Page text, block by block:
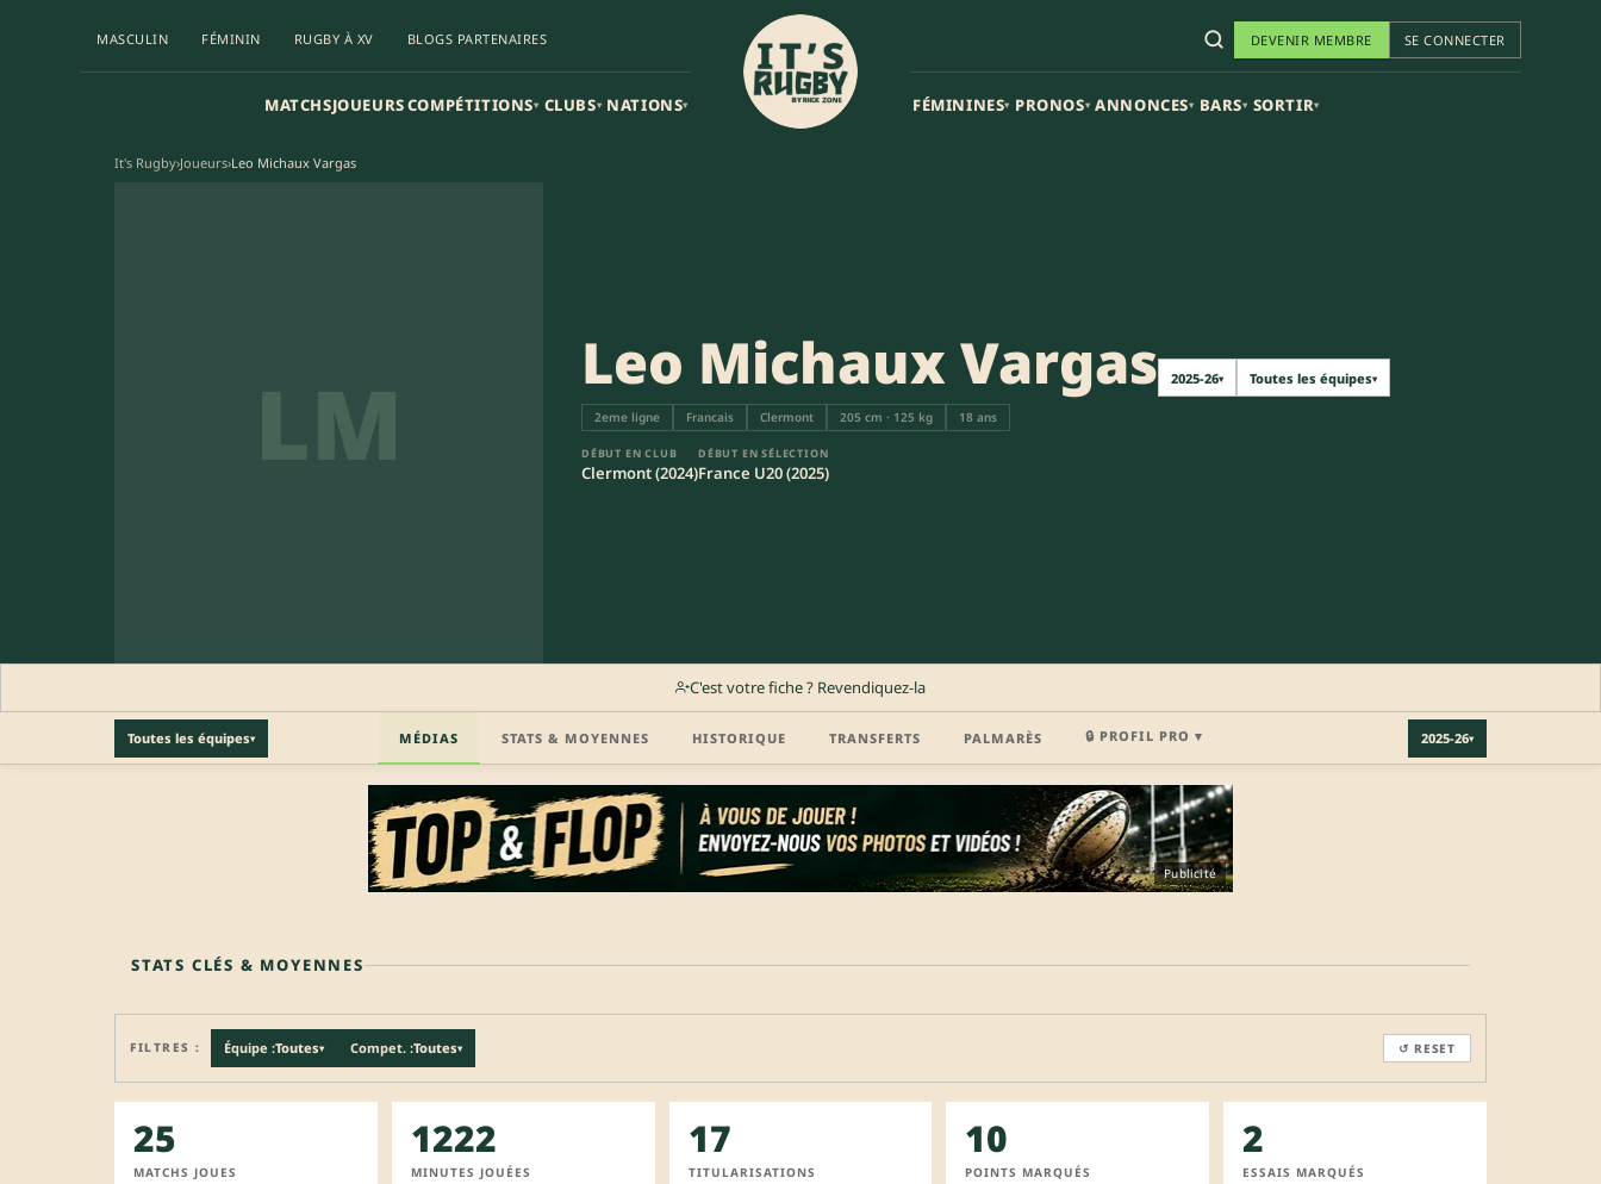
MASCULIN FÉMININ RUGBY À XV BLOGS PARTENAIRES
MATCHSJOUEURSCOMPÉTITIONS▾ CLUBS▾ NATIONS▾
DEVENIR MEMBRE SE CONNECTER
FÉMININES▾ PRONOS▾ ANNONCES▾ BARS▾ SORTIR▾
It's Rugby›Joueurs›Leo Michaux Vargas
LM Leo Michaux Vargas 2025-26▾ Toutes les équipes▾
2eme ligne Francais Clermont 205 cm · 125 kg 18 ans
DÉBUT EN CLUB
Clermont (2024)
DÉBUT EN SÉLECTION
France U20 (2025)
C'est votre fiche ? Revendiquez-la
MÉDIAS STATS & MOYENNES HISTORIQUE TRANSFERTS PALMARÈS 🔒 PROFIL PRO ▾ 2025-26▾
Toutes les équipes▾
Profil pro · Réservé aux clubs REJOINDRE LA COMMUNAUTÉ
Publicité
STATS CLÉS & MOYENNES
FILTRES : Équipe :Toutes▾ Compet. :Toutes▾ ↺ RESET
25
MATCHS JOUES
1222
MINUTES JOUÉES
17
TITULARISATIONS
10
POINTS MARQUÉS
2
ESSAIS MARQUÉS